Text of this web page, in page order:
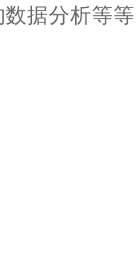
据分析等